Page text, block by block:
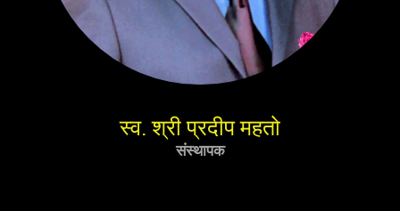
स्व. श्री प्रदीप महतो
संस्थापक